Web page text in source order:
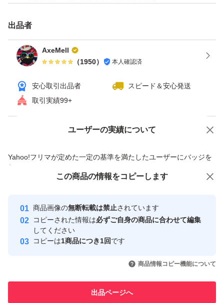
出品者
AxeMell
（1950） 本人確認済
安心取引出品者
スピード＆安心発送
取引実績99+
ユーザーの実績について
Yahoo!フリマが定めた一定の基準を満たしたユーザーにバッジを
付与しています
安心取引出品者
心・安全なユーザーです
取引実績
引を完了させた実績があります
での取引実績があります
価格の相談 商品への質問
この商品の情報をコピーします
商品画像の無断転載は禁止されています
コピーされた情報は必ずご自身の商品に合わせて編集
してください
コピーは1商品につき1回です
商品情報コピー機能について
出品ページへ
この商品をみている人にオススメ